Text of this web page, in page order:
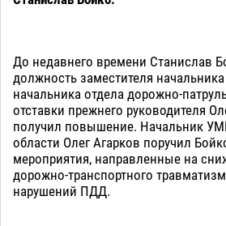
До недавнего времени Станислав
должность заместителя
начальника отдела дорожно-
отставки прежнего руководителя
получил повышение. Начальник
области Олег Агарков поручил
мероприятия, направленные на
дорожно-транспортного
нарушений ПДД.